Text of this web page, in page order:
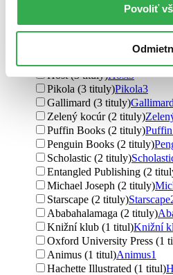
Povoliť
Albatros CZ (7 titulov)
Margaret K. McElderry
Host (3 tituly)Host3
Pikola (3 tituly)Pikola3
Gallimard (3 tituly)Gallimard
Zelený kocúr (2 tituly)
Puffin Books (2 tituly)
Penguin Books (2 tituly)
Scholastic (2 tituly)
Entangled Publishing (2
Michael Joseph (2 tituly)
Starscape (2 tituly)Starscape
Ababahalamaga (2 tituly)
Knižní klub (1 titul)Knižní
Oxford University Press (1
Animus (1 titul)Animus1
Hachette Illustrated (1 titul)